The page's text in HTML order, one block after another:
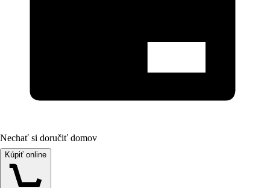
Nechať si doručiť domov
Kúpiť online